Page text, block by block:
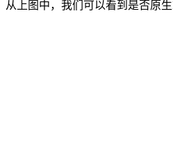
从上图中，我们可以看到是否原